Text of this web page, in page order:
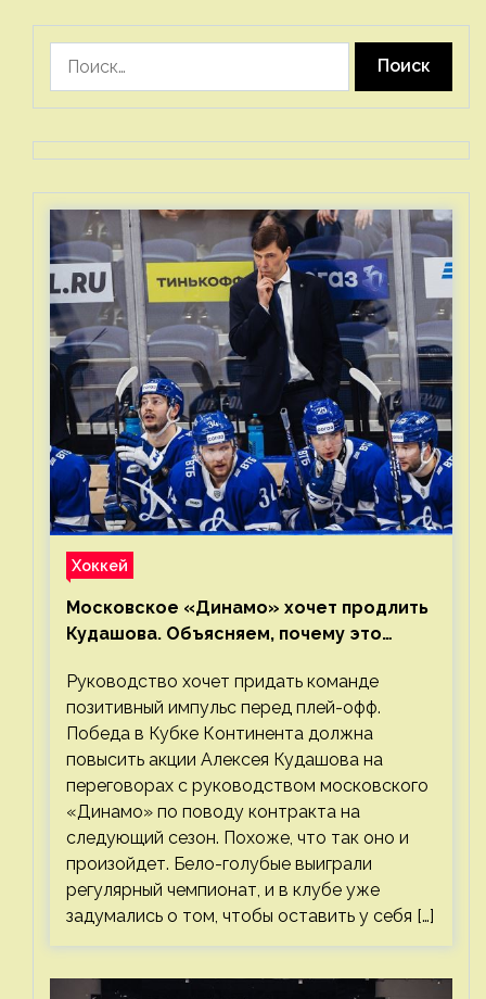
Хоккей
Московское «Динамо» хочет продлить
Кудашова. Объясняем, почему это
Руководство хочет придать команде
позитивный импульс перед плей-офф.
Победа в Кубке Континента должна
повысить акции Алексея Кудашова на
переговорах с руководством московского
«Динамо» по поводу контракта на
следующий сезон. Похоже, что так оно и
произойдет. Бело-голубые выиграли
регулярный чемпионат, и в клубе уже
задумались о том, чтобы оставить у себя […]